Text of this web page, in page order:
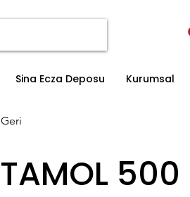
Sina Ecza Deposu Kurumsal
Geri
TAMOL 500